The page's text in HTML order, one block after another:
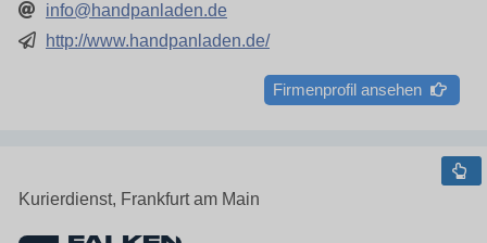
info@handpanladen.de
http://www.handpanladen.de/
Firmenprofil ansehen
Kurierdienst, Frankfurt am Main